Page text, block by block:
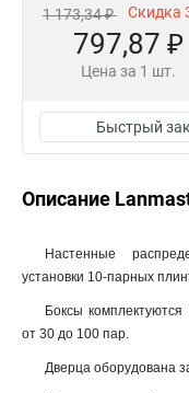
1 173,34 ₽ Скидка
797,87 ₽
Цена за 1 шт.
Быстрый
Описание
Настенные
установки 10-парных
Боксы
от 30 до 100 пар.
Дверца оборудована